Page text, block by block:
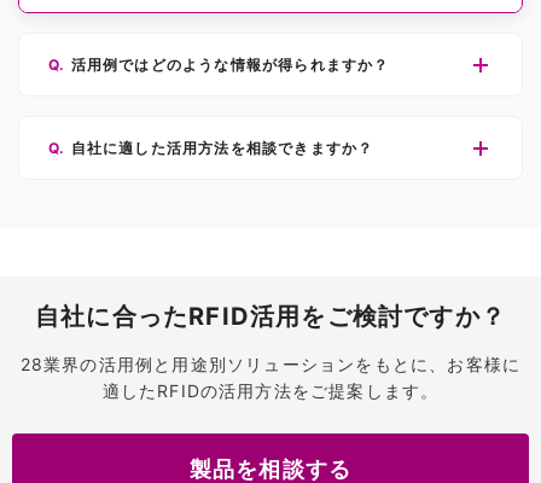
活用例ではどのような情報が得られますか？
自社に適した活用方法を相談できますか？
自社に合ったRFID活用をご検討ですか？
28業界の活用例と用途別ソリューションをもとに、お客様に
適したRFIDの活用方法をご提案します。
製品を相談する